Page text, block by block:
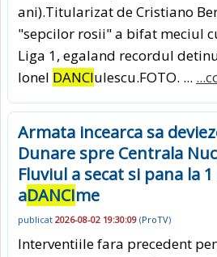
ani).Titularizat de Cristiano
"sepcilor rosii" a bifat meciul
Liga 1, egaland recordul
Ionel DANCIulescu.FOTO. ...
Armata incearca sa
Dunare spre Centrala
Fluviul a secat si pana la
aDANCIme
publicat 2026-08-02 19:30:09 (ProTV)
Interventiile fara precedent